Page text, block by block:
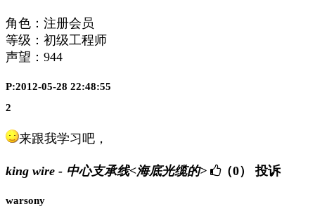
角色：注册会员
等级：初级工程师
声望： 944
P:2012-05-28 22:48:55
2
来跟我学习吧，
king wire - 中心支承线<海底光缆的> （0） 投诉
warsony